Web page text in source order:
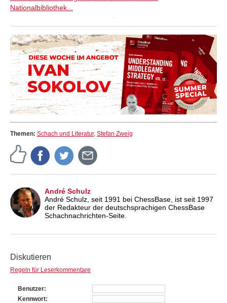
Nationalbibliothek...
Themen: Schach und Literatur, Stefan Zweig
André Schulz
André Schulz, seit 1991 bei ChessBase, ist seit 1997
der Redakteur der deutschsprachigen ChessBase
Schachnachrichten-Seite.
Diskutieren
Regeln für Leserkommentare
Benutzer
Kennwort